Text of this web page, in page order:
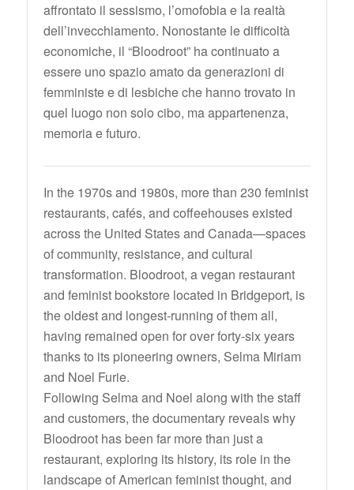
affrontato il sessismo, l’omofobia e la realtà
dell’invecchiamento. Nonostante le difficoltà
economiche, il “Bloodroot” ha continuato a
essere uno spazio amato da generazioni di
femministe e di lesbiche che hanno trovato in
quel luogo non solo cibo, ma appartenenza,
memoria e futuro.
In the 1970s and 1980s, more than 230 feminist
restaurants, cafés, and coffeehouses existed
across the United States and Canada—spaces
of community, resistance, and cultural
transformation. Bloodroot, a vegan restaurant
and feminist bookstore located in Bridgeport, is
the oldest and longest-running of them all,
having remained open for over forty-six years
thanks to its pioneering owners, Selma Miriam
and Noel Furie.
Following Selma and Noel along with the staff
and customers, the documentary reveals why
Bloodroot has been far more than just a
restaurant, exploring its history, its role in the
landscape of American feminist thought, and